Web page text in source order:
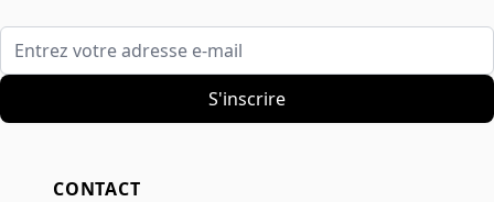
Entrez votre adresse e-mail
S'inscrire
CONTACT